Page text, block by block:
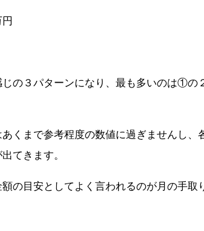
の３パターンになり、最も多いのは①の
あくまで参考程度の数値に過ぎませんし、
てきます。
の目安としてよく言われるのが月の手取